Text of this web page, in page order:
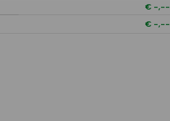
€ -,--
€ -,--